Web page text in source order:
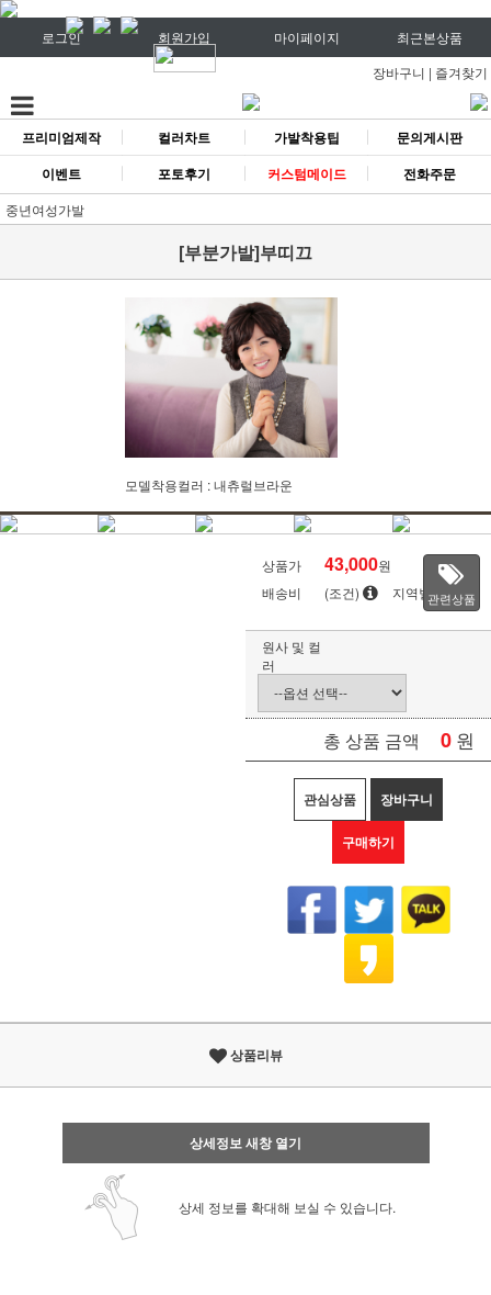
로그인 회원가입 마이페이지
최근본상품
장바구니 | 즐겨찾기
프리미엄제작 컬러차트 가발착용팁
문의게시판
이벤트
포토후기 커스텀메이드 전화주문
중년여성가발
[부분가발]부띠끄
모델착용컬러 : 내츄럴브라운
상품가 43,000원
배송비
(조건) 지역별관련상품
원사 및 컬
러
총 상품 금액 0 원
관심상품 장바구니
구매하기
상품리뷰
상세정보 새창 열기
상세 정보를 확대해 보실 수 있습니다.